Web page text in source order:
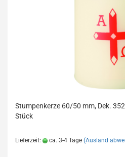
Stumpenkerze 60/50 mm, Dek.
Stück
Lieferzeit: ca. 3-4 Tage (Ausland